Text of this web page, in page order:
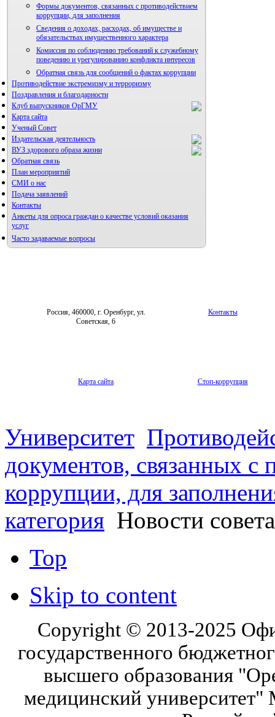
Формы документов, связанных с противодействием
коррупции, для заполнения
Сведения о доходах, расходах, об имуществе и
обязательствах имущественного характера
Комиссия по соблюдению требований к служебному
поведению и урегулированию конфликта интересов
Обратная связь для сообщений о фактах коррупции
Противодействие экстремизму и терроризму
Поздравления и благодарности
Клуб выпускников ОрГМУ
Карта сайта
Ученый Совет
Издательская деятельность
Альманах молодой науки
ВУЗ здорового образа жизни
Фотогалерея
Обратная связь
План мероприятий
СМИ о нас
Подача заявлений
Контакты
Анкеты для опроса граждан о качестве условий оказания
услуг
Часто задаваемые вопросы
Россия, 460000, г. Оренбург, ул.
Советская, 6
Контакты
Карта сайта Стоп-коррупция
Университет
документов, связанных с
коррупции, для
категория Новости совета
Top
Skip to content
Copyright © 2013-2025
государственного
высшего образования
медицинский университет"